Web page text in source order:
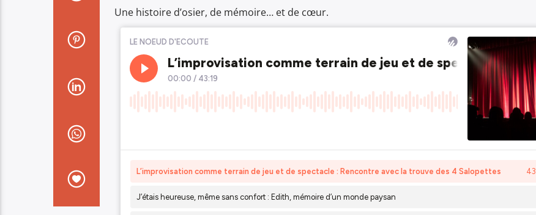
Une histoire d’osier, de mémoire… et de cœur.